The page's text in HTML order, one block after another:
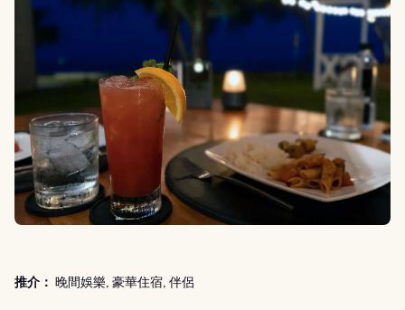
推介： 晚間娛樂, 豪華住宿, 伴侶